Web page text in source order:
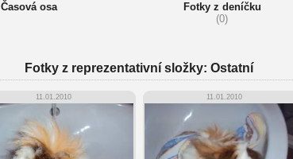
Časová osa
Fotky z deníčku
(0)
Fotky z reprezentativní složky: Ostatní
11.01.2010 11.01.2010